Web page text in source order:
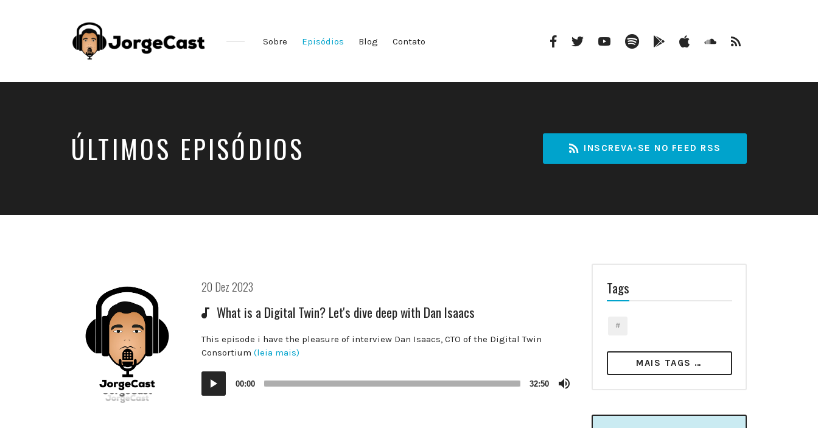
Sobre Episódios Blog Contato FacebookTwitterYoutube Spotify
Google
PodcastsPodcasts
Soundcloud
ÚLTIMOS EPISÓDIOS INSCREVA-SE NO FEED RSS
Postado
20 Dez 2023
What is a Digital Twin? Let's dive deep with Dan Isaacs
This episode i have the pleasure of interview Dan Isaacs, CTO of the Digital Twin
Consortium (leia mais)
Audio
Player
00:00 32:50
Tags
MAIS TAGS …